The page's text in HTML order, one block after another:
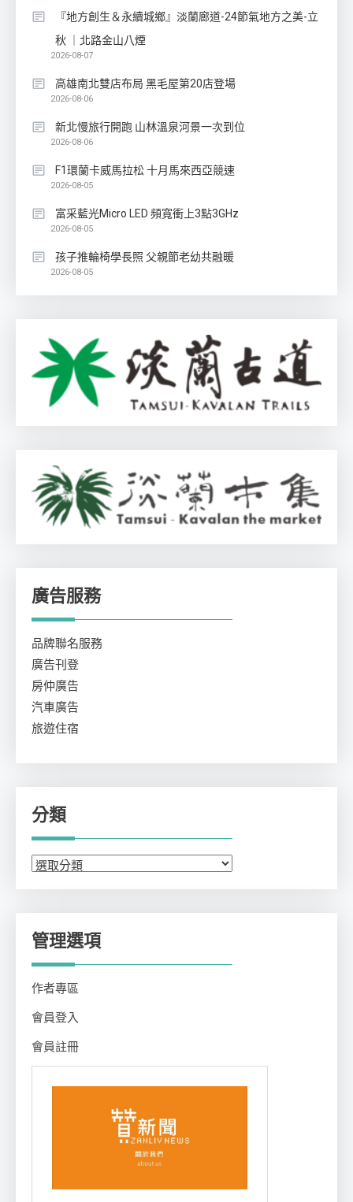
『地方創生＆永續城鄉』淡蘭廊道-24節氣地方之美-立
秋 ｜北路金山八煙
2026-08-07
高雄南北雙店布局 黑毛屋第20店登場
2026-08-06
新北慢旅行開跑 山林溫泉河景一次到位
2026-08-06
F1環蘭卡威馬拉松 十月馬來西亞競速
2026-08-05
富采藍光Micro LED 頻寬衝上3點3GHz
2026-08-05
孩子推輪椅學長照 父親節老幼共融暖
2026-08-05
廣告服務
品牌聯名服務
廣告刊登
房仲廣告
汽車廣告
旅遊住宿
分類
分
管理選項
作者專區
會員登入
會員註冊